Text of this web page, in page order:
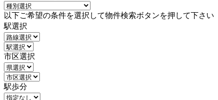
以下ご希望の条件を選択して物件検索ボタンを押して下さい
駅選択
市区選択
駅歩分